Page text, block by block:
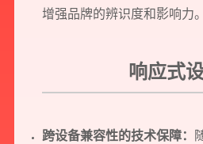
增强品牌的辨识度和影响力。
响应式
跨设备兼容性的技术保障：